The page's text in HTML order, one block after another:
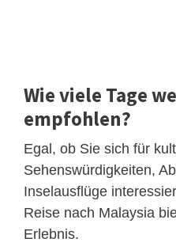
Wie viele Tage
empfohlen?
Egal, ob Sie sich für
Sehenswürdigkeiten,
Inselausflüge
Reise nach Malaysia
Erlebnis.